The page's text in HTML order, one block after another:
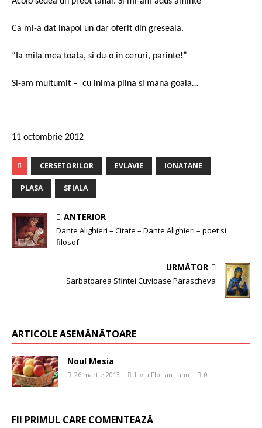
Ca mi-a dat inapoi un dar oferit din greseala.
“Ia mila mea toata, si du-o in ceruri, parinte!”
Si-am multumit – cu inima plina si mana goala…
11 octombrie 2012
CERSETORILOR EVLAVIE IONATANE
PLASA SFIALA
ANTERIOR
Dante Alighieri – Citate – Dante Alighieri – poet si
filosof
URMĂTOR
Sarbatoarea Sfintei Cuvioase Parascheva
ARTICOLE ASEMĂNĂTOARE
Noul Mesia
26 martie 2013 Liviu Florian Jianu 0
FII PRIMUL CARE COMENTEAZĂ